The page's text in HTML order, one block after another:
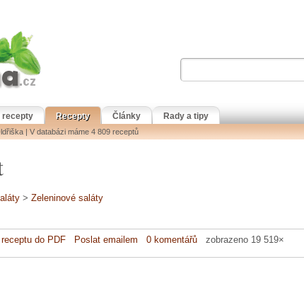
recepty Recepty Články Rady a tipy
| V databázi máme 4 809 receptů
> Zeleninové saláty
do PDF Poslat emailem 0 komentářů zobrazeno 19 519×